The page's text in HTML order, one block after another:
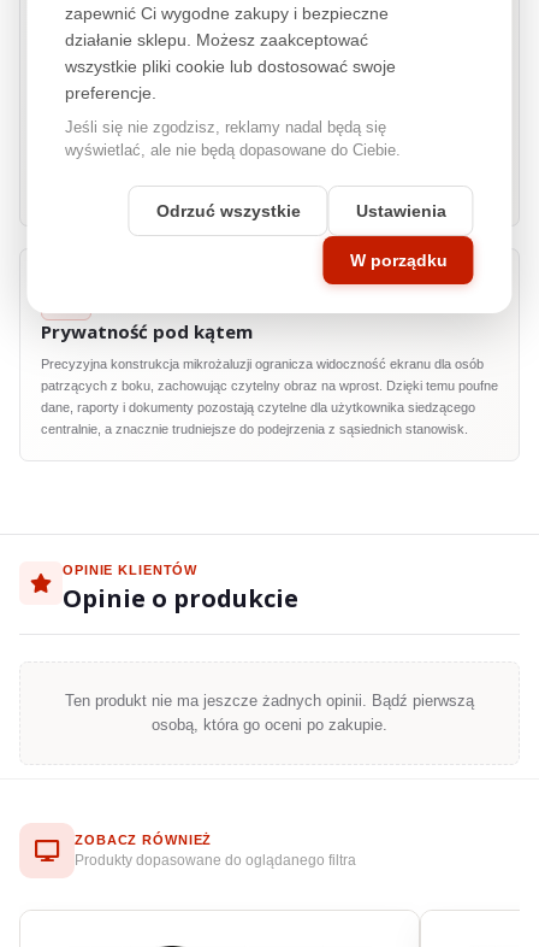
3M™COMPLY™
3M™COMPLY™ Adhesive Strips to innowacyjny system mocowania filtrów
prywatyzujących, który zapewnia szybkość, wygodę i niezawodność w
codziennym użytkowaniu. Dzięki wykorzystaniu zaawansowanych pasków
klejących, instalacja i demontaż filtrów jest niezwykle łatwa i szybka,
jednocześnie gwarantując ich stabilne i bezpieczne mocowanie. Technologia
3M™COMPLY™ Adhesive Strips to gwarancja łatwej obsługi i trwałości, bez
rozwiązanie dla użytkowników, którzy cenią sobie wygodę i efektywność.
Prywatność pod kątem
Precyzyjna konstrukcja mikrożaluzji ogranicza widoczność ekranu dla osób
patrzących z boku, zachowując czytelny obraz na wprost. Dzięki temu poufne
dane, raporty i dokumenty pozostają czytelne dla użytkownika siedzącego
centralnie, a znacznie trudniejsze do podejrzenia z sąsiednich stanowisk.
OPINIE KLIENTÓW
Opinie o produkcie
Ten produkt nie ma jeszcze żadnych opinii. Bądź pierwszą
osobą, która go oceni po zakupie.
ZOBACZ RÓWNIEŻ
Produkty dopasowane do oglądanego filtra
zapewnić Ci wygodne zakupy i bezpieczne
działanie sklepu. Możesz zaakceptować
wszystkie pliki cookie lub dostosować swoje
preferencje.
Jeśli się nie zgodzisz, reklamy nadal będą się
wyświetlać, ale nie będą dopasowane do Ciebie.
Odrzuć wszystkie Ustawienia
W porządku